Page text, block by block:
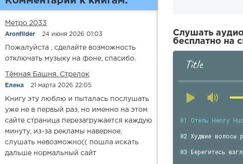
Метро 2033
Aronfilder 24 июня 2026 01:03
Пожалуйста , сделайте возможность
отключать музыку на фоне, спасибо.
​​Тёмная Башня. Стрелок
Елена 21 марта 2026 22:05
Книгу эту люблю и пыталась послушать
уже не в первый раз, но именно на этом
сайте страница перезагружается каждую
минуту, из-за рекламы наверное,
слушать невозможно(( пошла искать
дальше нормальный сайт
Слушать
бесплатно на
Title
01 Отель Henry
02 Худшие волосы
03 Берегитесь